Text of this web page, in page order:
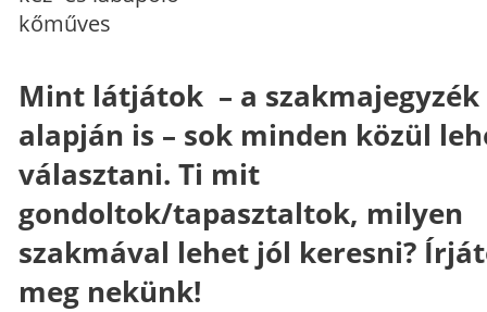
kőműves
Mint látjátok – a szakmajegyzék
alapján is – sok minden közül
választani. Ti mit
gondoltok/tapasztaltok, milyen
szakmával lehet jól keresni?
meg nekünk!